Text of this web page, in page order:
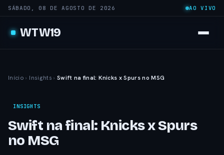
SÁBADO, 08 DE AGOSTO DE 2026 AO VIVO
WTW19
Início › Insights › Swift na final: Knicks x Spurs no MSG
INSIGHTS
Swift na final: Knicks x Spurs
no MSG